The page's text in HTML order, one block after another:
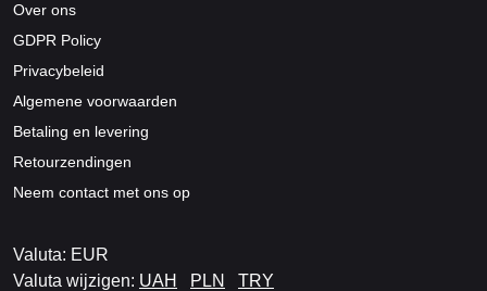
Over ons
GDPR Policy
Privacybeleid
Algemene voorwaarden
Betaling en levering
Retourzendingen
Neem contact met ons op
Valuta: EUR
Valuta wijzigen: UAH PLN TRY